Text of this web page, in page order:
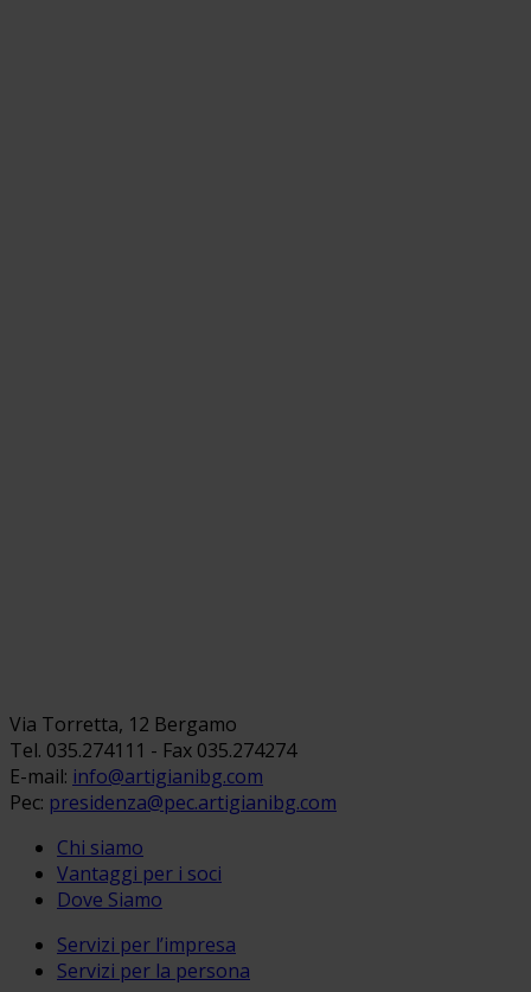
Via Torretta, 12 Bergamo
Tel. 035.274111 - Fax 035.274274
E-mail: info@artigianibg.com
Pec: presidenza@pec.artigianibg.com
Chi siamo
Vantaggi per i soci
Dove Siamo
Servizi per l’impresa
Servizi per la persona